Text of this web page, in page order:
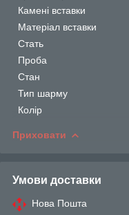
Камені вставки
Матеріал вставки
Стать
Проба
Стан
Тип шарму
Колір
Приховати
Умови доставки
Нова Пошта